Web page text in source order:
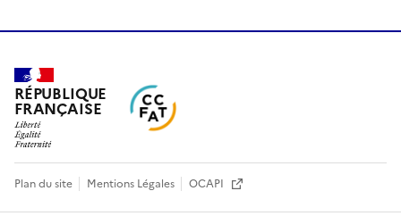
RÉPUBLIQUE
FRANÇAISE
Plan du site Mentions Légales OCAPI